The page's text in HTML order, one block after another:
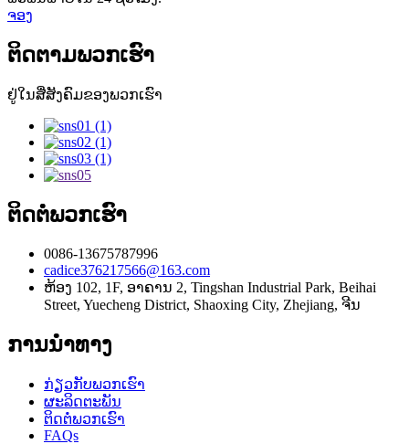
ຈອງ
ຕິດຕາມພວກເຮົາ
ຢູ່ໃນສື່ສັງຄົມຂອງພວກເຮົາ
ຕິດຕໍ່ພວກເຮົາ
0086-13675787996
cadice376217566@163.com
ຫ້ອງ 102, 1F, ອາຄານ 2, Tingshan Industrial Park, Beihai
Street, Yuecheng District, Shaoxing City, Zhejiang, ຈີນ
ການນໍາທາງ
ກ່ຽວກັບພວກເຮົາ
ຜະລິດຕະພັນ
ຕິດຕໍ່ພວກເຮົາ
FAQs